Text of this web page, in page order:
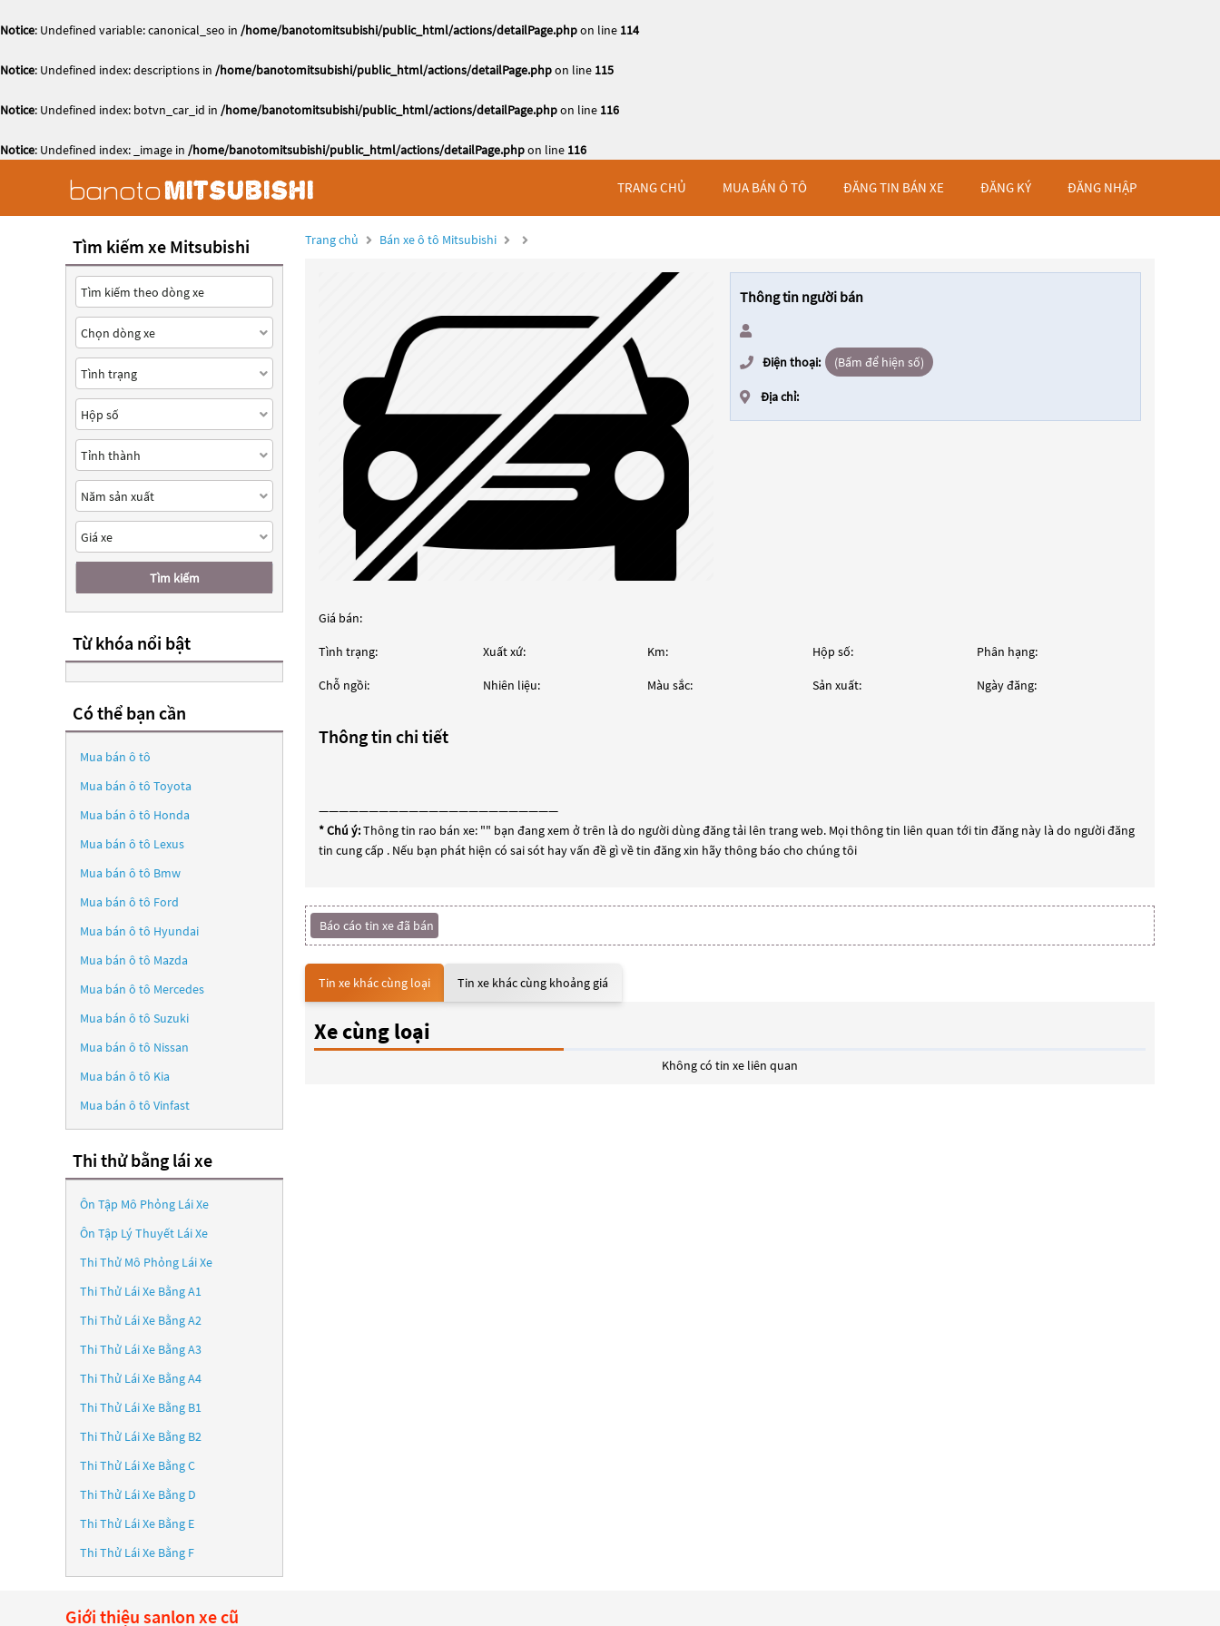
Notice: Undefined variable: canonical_seo in /home/banotomitsubishi/public_html/actions/detailPage.phpon line 114
Notice: Undefined index: descriptions in /home/banotomitsubishi/public_html/actions/detailPage.phpon line 115
Notice: Undefined index: botvn_car_id in /home/banotomitsubishi/public_html/actions/detailPage.phpon line 116
Notice: Undefined index: _image in /home/banotomitsubishi/public_html/actions/detailPage.phpon line 116
TRANG CHỦ MUA BÁN Ô TÔ ĐĂNG TIN BÁN XE ĐĂNG KÝ ĐĂNG NHẬP
Trang chủ Bán xe ô tô Mitsubishi
Thông tin người bán
Điện thoại: (Bấm để hiện số)
Địa chỉ:
Giá bán:
Tình trạng: Xuất xứ: Km: Hộp số: Phân hạng:
Chỗ ngồi: Nhiên liệu: Màu sắc: Sản xuất: Ngày đăng:
Thông tin chi tiết
————————————————————————
* Chú ý:Thông tin rao bán xe: "" bạn đang xem ở trên là do người dùng đăng tải lên trang web. Mọi thông tin liên quan tới tin đăng này là do người đăng
tin cung cấp . Nếu bạn phát hiện có sai sót hay vấn đề gì về tin đăng xin hãy thông báo cho chúng tôi
Báo cáo tin xe đã bán
Tin xe khác cùng loại Tin xe khác cùng khoảng giá
Xe cùng loại
Không có tin xe liên quan
Tìm kiếm xe Mitsubishi
Tìm kiếm
Từ khóa nổi bật
Có thể bạn cần
Mua bán ô tô
Mua bán ô tô Toyota
Mua bán ô tô Honda
Mua bán ô tô Lexus
Mua bán ô tô Bmw
Mua bán ô tô Ford
Mua bán ô tô Hyundai
Mua bán ô tô Mazda
Mua bán ô tô Mercedes
Mua bán ô tô Suzuki
Mua bán ô tô Nissan
Mua bán ô tô Kia
Mua bán ô tô Vinfast
Thi thử bằng lái xe
Ôn Tập Mô Phỏng Lái Xe
Ôn Tập Lý Thuyết Lái Xe
Thi Thử Mô Phỏng Lái Xe
Thi Thử Lái Xe Bằng A1
Thi Thử Lái Xe Bằng A2
Thi Thử Lái Xe Bằng A3
Thi Thử Lái Xe Bằng A4
Thi Thử Lái Xe Bằng B1
Thi Thử Lái Xe Bằng B2
Thi Thử Lái Xe Bằng C
Thi Thử Lái Xe Bằng D
Thi Thử Lái Xe Bằng E
Thi Thử Lái Xe Bằng F
Giới thiệu sanlon xe cũ